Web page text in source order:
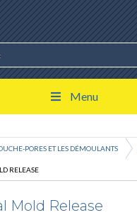
Menu
PORES ET LES DÉMOULANTS
RELEASE
Mold Release